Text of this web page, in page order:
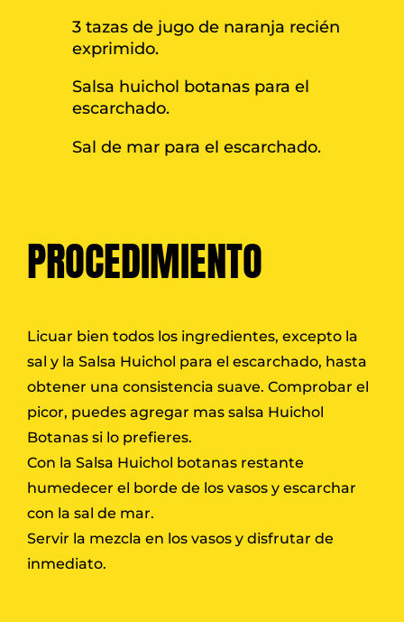
PROCEDIMIENTO
3 tazas de jugo de naranja recién
exprimido.
Salsa huichol botanas para el
escarchado.
Sal de mar para el escarchado.
Licuar bien todos los ingredientes, excepto la
sal y la Salsa Huichol para el escarchado, hasta
obtener una consistencia suave. Comprobar el
picor, puedes agregar mas salsa Huichol
Botanas si lo prefieres.
Con la Salsa Huichol botanas restante
humedecer el borde de los vasos y escarchar
con la sal de mar.
Servir la mezcla en los vasos y disfrutar de
inmediato.